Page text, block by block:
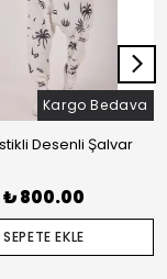
Kargo Bedava
Desenli Şalvar
₺ 800.00
SEPETE EKLE